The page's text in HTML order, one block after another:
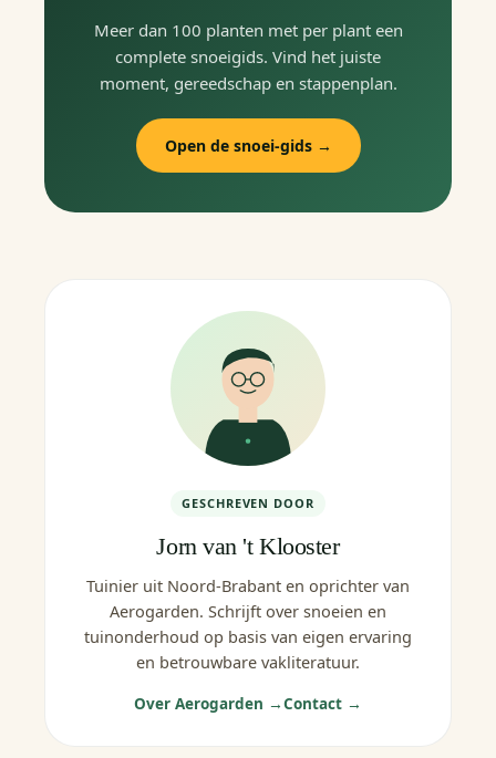
Meer dan 100 planten met per plant een
complete snoeigids. Vind het juiste
moment, gereedschap en stappenplan.
Open de snoei-gids →
GESCHREVEN DOOR
Jorn van 't Klooster
Tuinier uit Noord-Brabant en oprichter van
Aerogarden. Schrijft over snoeien en
tuinonderhoud op basis van eigen ervaring
en betrouwbare vakliteratuur.
Over Aerogarden →Contact →